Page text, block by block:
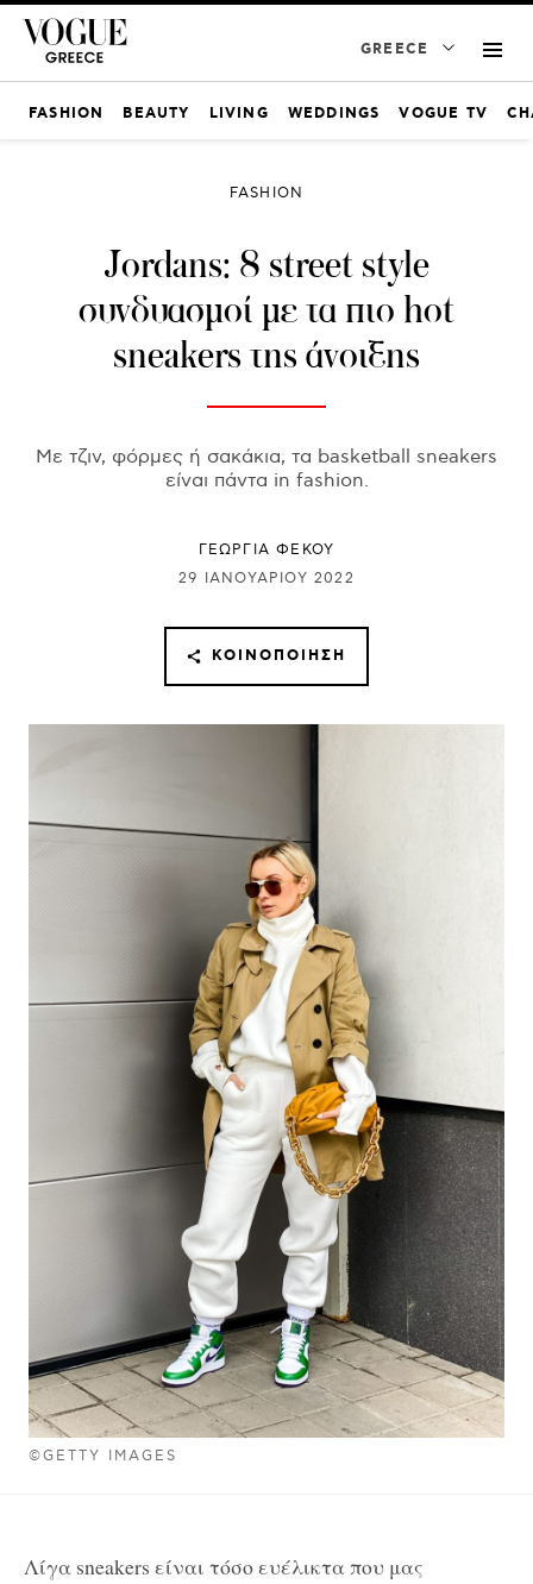
GREECE
FASHION BEAUTY LIVING WEDDINGS VOGUE TV
©GETTY IMAGES
FASHION
Jordans: 8 street style
συνδυασμοί με τα πιο hot
sneakers της άνοιξης
Με τζιν, φόρμες ή σακάκια, τα basketball sneakers
είναι πάντα in fashion.
ΓΕΩΡΓΙΑ ΦΕΚΟΥ
29 ΙΑΝΟΥΑΡΊΟΥ 2022
ΚΟΙΝΟΠΟΊΗΣΗ
Λίγα sneakers είναι τόσο ευέλικτα που μας